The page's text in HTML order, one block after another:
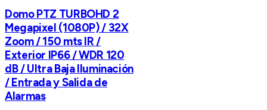
Domo PTZ TURBOHD 2
Megapixel (1080P) / 32X
Zoom / 150 mts IR /
Exterior IP66 / WDR 120
dB / Ultra Baja Iluminación
/ Entrada y Salida de
Alarmas